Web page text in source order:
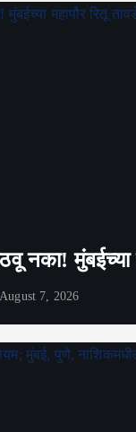
नका! मुंबईच्या
August 7, 2026